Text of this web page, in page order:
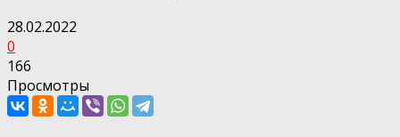
28.02.2022
0
166
Просмотры